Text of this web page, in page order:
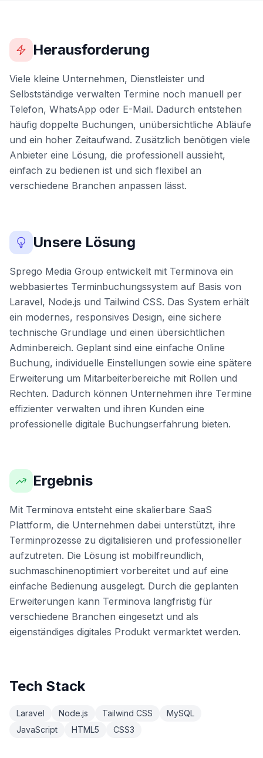
Herausforderung
Viele kleine Unternehmen, Dienstleister und
Selbstständige verwalten Termine noch manuell per
Telefon, WhatsApp oder E-Mail. Dadurch entstehen
häufig doppelte Buchungen, unübersichtliche Abläufe
und ein hoher Zeitaufwand. Zusätzlich benötigen viele
Anbieter eine Lösung, die professionell aussieht,
einfach zu bedienen ist und sich flexibel an
verschiedene Branchen anpassen lässt.
Unsere Lösung
Sprego Media Group entwickelt mit Terminova ein
webbasiertes Terminbuchungssystem auf Basis von
Laravel, Node.js und Tailwind CSS. Das System erhält
ein modernes, responsives Design, eine sichere
technische Grundlage und einen übersichtlichen
Adminbereich. Geplant sind eine einfache Online
Buchung, individuelle Einstellungen sowie eine spätere
Erweiterung um Mitarbeiterbereiche mit Rollen und
Rechten. Dadurch können Unternehmen ihre Termine
effizienter verwalten und ihren Kunden eine
professionelle digitale Buchungserfahrung bieten.
Ergebnis
Mit Terminova entsteht eine skalierbare SaaS
Plattform, die Unternehmen dabei unterstützt, ihre
Terminprozesse zu digitalisieren und professioneller
aufzutreten. Die Lösung ist mobilfreundlich,
suchmaschinenoptimiert vorbereitet und auf eine
einfache Bedienung ausgelegt. Durch die geplanten
Erweiterungen kann Terminova langfristig für
verschiedene Branchen eingesetzt und als
eigenständiges digitales Produkt vermarktet werden.
Tech Stack
Laravel Node.js Tailwind CSS
MySQL
JavaScript
HTML5 CSS3